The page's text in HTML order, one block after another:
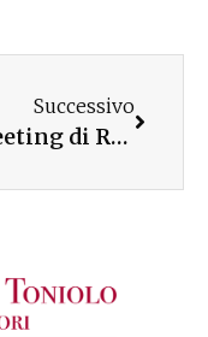
Successivo
Al Meeting di Rimini la mostra dedicata ad Armida Barelli